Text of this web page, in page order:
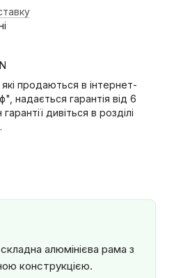
продаються в інтернет-
надається гарантія від 6
дивіться в розділі
складна алюмінієва рама з
конструкцією.